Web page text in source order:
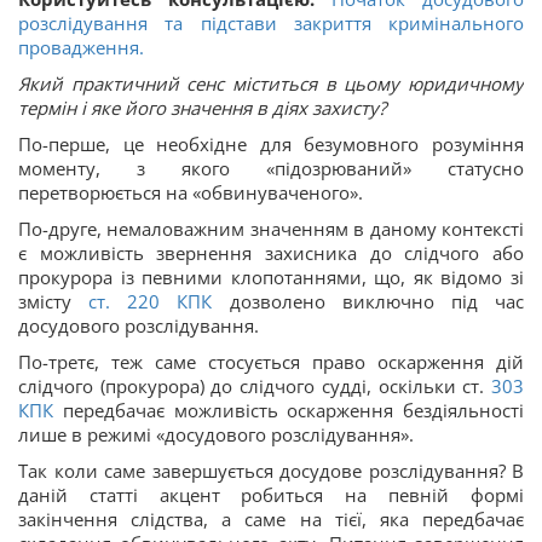
розслідування та підстави закриття кримінального
провадження.
Який практичний сенс міститься в цьому юридичному
термін і яке його значення в діях захисту?
По-перше, це необхідне для безумовного розуміння
моменту, з якого «підозрюваний» статусно
перетворюється на «обвинуваченого».
По-друге, немаловажним значенням в даному контексті
є можливість звернення захисника до слідчого або
прокурора із певними клопотаннями, що, як відомо зі
змістуст. 220 КПК дозволено виключно під час
досудового розслідування.
По-третє, теж саме стосується право оскарження дій
слідчого (прокурора) до слідчого судді, оскільки ст. 303
КПК передбачає можливість оскарження бездіяльності
лише в режимі «досудового розслідування».
Так коли саме завершується досудове розслідування? В
даній статті акцент робиться на певній формі
закінчення слідства, а саме на тієї, яка передбачає